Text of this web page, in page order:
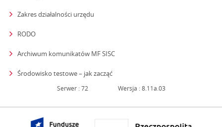
Zakres działalności urzędu
RODO
Archiwum komunikatów MF SISC
Środowisko testowe – jak zacząćstrona otwiera się w nowym oknie
Serwer : 72 Wersja : 8.11a.03